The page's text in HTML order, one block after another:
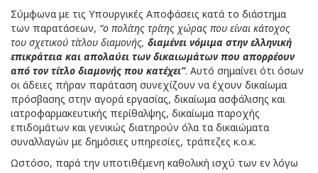
Σύμφωνα με τις Υπουργικές Αποφάσεις κατά το διάστημα
των παρατάσεων, “ο πολίτης τρίτης χώρας που είναι κάτοχος
του σχετικού τίτλου διαμονής, διαμένει νόμιμα στην ελληνική
επικράτεια και απολαύει των δικαιωμάτων που απορρέουν
από τον τίτλο διαμονής που κατέχει”. Αυτό σημαίνει ότι όσων
οι άδειες πήραν παράταση συνεχίζουν να έχουν δικαίωμα
πρόσβασης στην αγορά εργασίας, δικαίωμα ασφάλισης και
ιατροφαρμακευτικής περίθαλψης, δικαίωμα παροχής
επιδομάτων και γενικώς διατηρούν όλα τα δικαιώματα
συναλλαγών με δημόσιες υπηρεσίες, τράπεζες κ.ο.κ.
Ωστόσο, παρά την υποτιθέμενη καθολική ισχύ των εν λόγω